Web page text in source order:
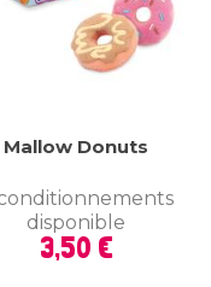
Mallow Donuts
disponible
Prix
3,50 €